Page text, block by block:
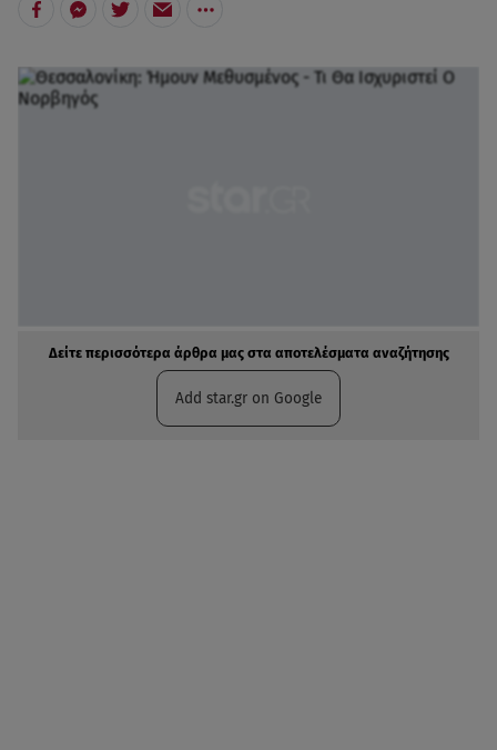
Δείτε περισσότερα άρθρα μας στα αποτελέσματα αναζήτησης
Add star.gr on Google